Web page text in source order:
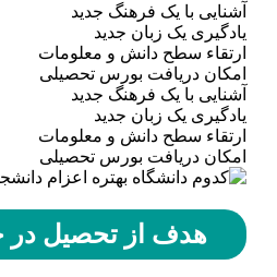
آشنایی با یک فرهنگ جدید
یادگیری یک زبان جدید
ارتقاء سطح دانش و معلومات
امکان دریافت بورس تحصیلی
آشنایی با یک فرهنگ جدید
یادگیری یک زبان جدید
ارتقاء سطح دانش و معلومات
امکان دریافت بورس تحصیلی
هدف از تحصیل در